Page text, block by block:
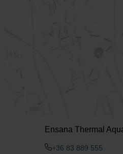
Ensana Thermal
+36 83 889 555